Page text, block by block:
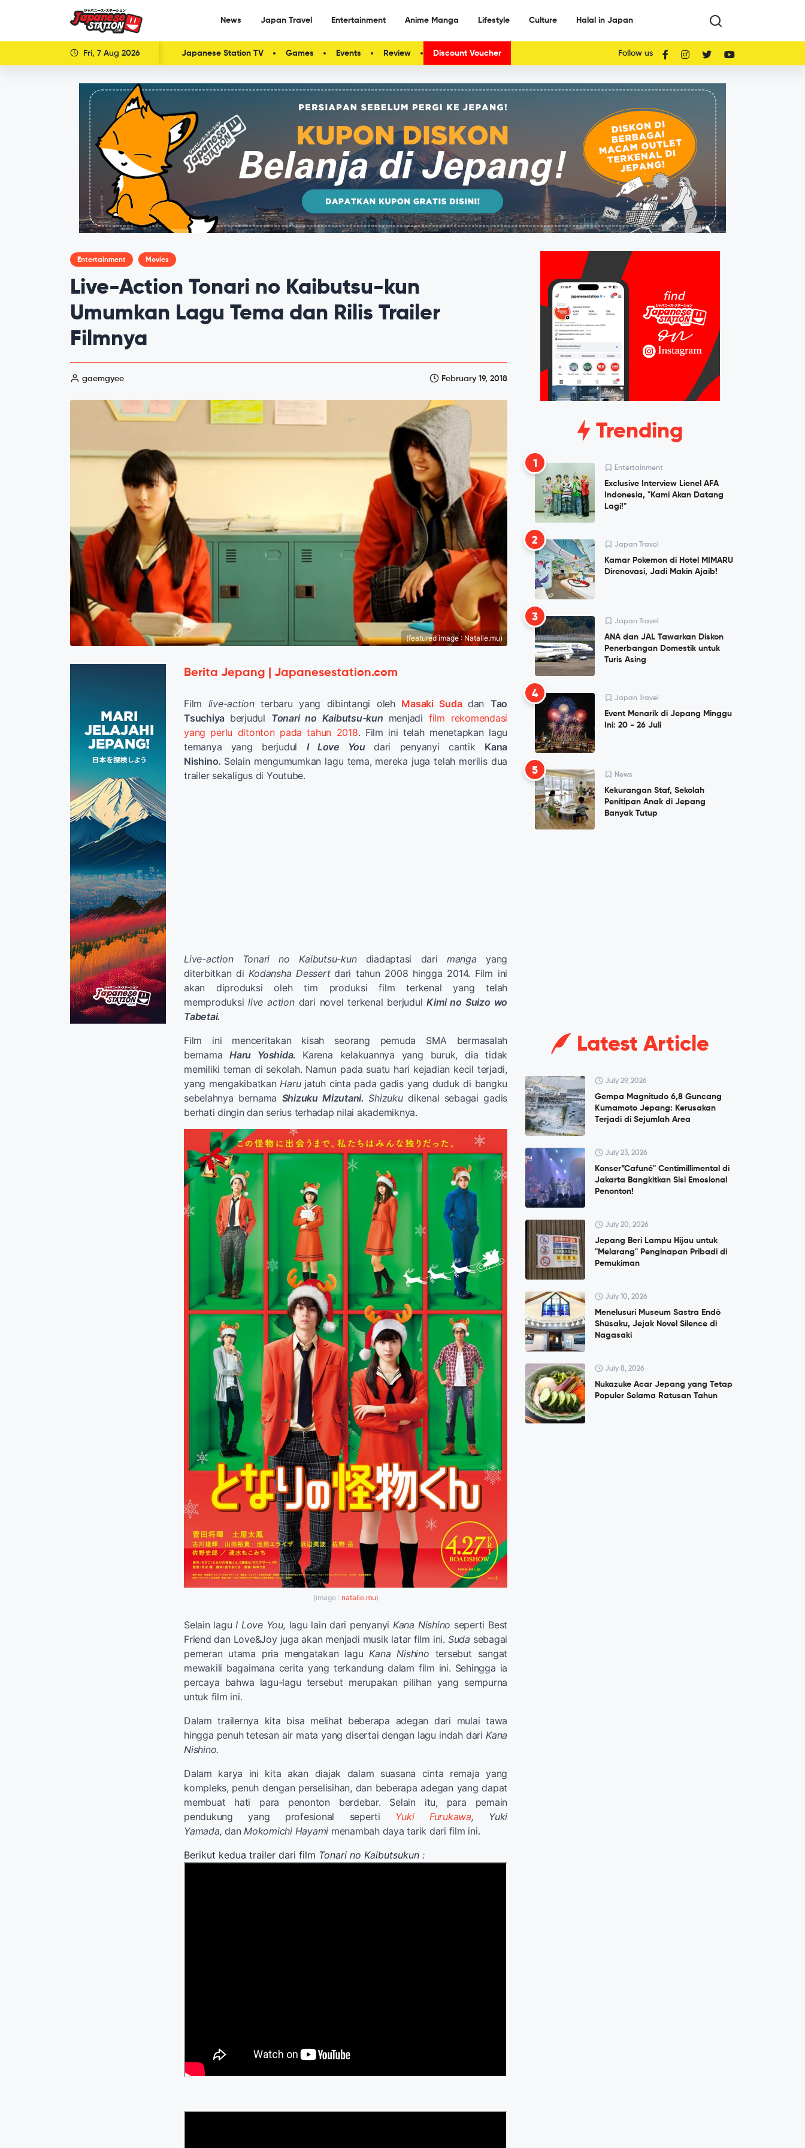
News Japan Travel Entertainment Anime Manga Lifestyle Culture Halal in Japan
Fri, 7 Aug 2026 Japanese Station TV Games Events Review Discount Voucher Follow us
Entertainment Movies
Live-Action Tonari no Kaibutsu-kun
Umumkan Lagu Tema dan Rilis Trailer
Filmnya
gaemgyee February 19, 2018
(featured image : Natalie.mu)
Berita Jepang | Japanesestation.com
Film live-actionterbaru yang dibintangi oleh Masaki Suda dan Tao
Tsuchiya berjudul Tonari no Kaibutsu-kun menjadi film rekomendasi
yang perlu ditonton pada tahun 2018. Film ini telah menetapkan lagu
temanya yang berjudul I Love Youdari penyanyi cantik Kana
Nishino. Selain mengumumkan lagu tema, mereka juga telah merilis dua
trailer sekaligus di Youtube.
Live-action Tonari no Kaibutsu-kun diadaptasi dari mangayang
diterbitkan di Kodansha Dessert dari tahun 2008 hingga 2014. Film ini
akan diproduksi oleh tim produksi film terkenal yang telah
memproduksilive action dari novel terkenal berjudulKimi no Suizo wo
Tabetai.
Film ini menceritakan kisah seorang pemuda SMA bermasalah
bernamaHaru Yoshida. Karena kelakuannya yang buruk, dia tidak
memiliki teman di sekolah. Namun pada suatu hari kejadian kecil terjadi,
yang mengakibatkan Haru jatuh cinta pada gadis yang duduk di bangku
sebelahnya bernama Shizuku Mizutani.Shizuku dikenal sebagai gadis
berhati dingin dan serius terhadap nilai akademiknya.
(image : natalie.mu)
Selain lagu I Love You, lagu lain dari penyanyi Kana Nishino seperti Best
Friend dan Love&Joy juga akan menjadi musik latar film ini. Suda sebagai
pemeran utama pria mengatakan lagu Kana Nishino tersebut sangat
mewakili bagaimana cerita yang terkandung dalam film ini. Sehingga ia
percaya bahwa lagu-lagu tersebut merupakan pilihan yang sempurna
untuk film ini.
Dalam trailernya kita bisa melihat beberapa adegan dari mulai tawa
hingga penuh tetesan air mata yang disertai dengan lagu indah dari Kana
Nishino.
Dalam karya ini kita akan diajak dalam suasana cinta remaja yang
kompleks, penuh dengan perselisihan, dan beberapa adegan yang dapat
membuat hati para penonton berdebar. Selain itu, para pemain
pendukung yang profesional seperti Yuki Furukawa, Yuki
Yamada, dan Mokomichi Hayami menambah daya tarik dari film ini.
Berikut kedua trailer dari film Tonari no Kaibutsukun :
Trending
1 Entertainment
Exclusive Interview Lienel AFA
Indonesia, "Kami Akan Datang
Lagi!"
2 Japan Travel
Kamar Pokemon di Hotel MIMARU
Direnovasi, Jadi Makin Ajaib!
3 Japan Travel
ANA dan JAL Tawarkan Diskon
Penerbangan Domestik untuk
Turis Asing
4 Japan Travel
Event Menarik di Jepang Minggu
Ini: 20 - 26 Juli
5 News
Kekurangan Staf, Sekolah
Penitipan Anak di Jepang
Banyak Tutup
Latest Article
July 29, 2026
Gempa Magnitudo 6,8 Guncang
Kumamoto Jepang: Kerusakan
Terjadi di Sejumlah Area
July 23, 2026
Konser”Cafuné" Centimillimental di
Jakarta Bangkitkan Sisi Emosional
Penonton!
July 20, 2026
Jepang Beri Lampu Hijau untuk
"Melarang" Penginapan Pribadi di
Pemukiman
July 10, 2026
Menelusuri Museum Sastra Endō
Shūsaku, Jejak Novel Silence di
Nagasaki
July 8, 2026
Nukazuke Acar Jepang yang Tetap
Populer Selama Ratusan Tahun